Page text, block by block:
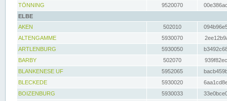
TÖNNING
9520070
ELBE
AKEN
502010
ALTENGAMME
5930070
ARTLENBURG
5930050
BARBY
502070
BLANKENESE UF
5952065
BLECKEDE
5930020
BOIZENBURG
5930033